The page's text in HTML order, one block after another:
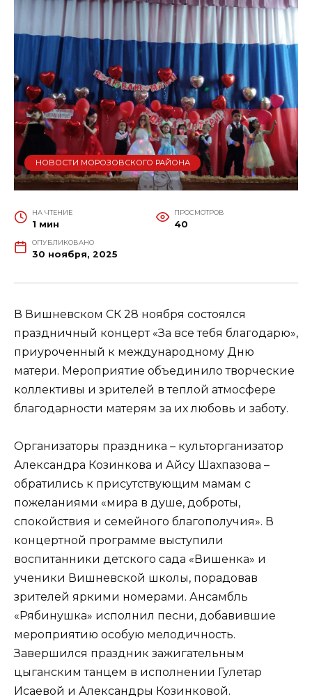
НОВОСТИ МОРОЗОВСКОГО РАЙОНА
НА ЧТЕНИЕ
1 мин
ПРОСМОТРОВ
40
ОПУБЛИКОВАНО
30 ноября, 2025
В Вишневском СК 28 ноября состоялся
праздничный концерт «За все тебя благодарю»,
приуроченный к международному Дню
матери. Мероприятие объединило творческие
коллективы и зрителей в теплой атмосфере
благодарности матерям за их любовь и заботу.
Организаторы праздника – культорганизатор
Александра Козинкова и Айсу Шахпазова –
обратились к присутствующим мамам с
пожеланиями «мира в душе, доброты,
спокойствия и семейного благополучия». В
концертной программе выступили
воспитанники детского сада «Вишенка» и
ученики Вишневской школы, порадовав
зрителей яркими номерами. Ансамбль
«Рябинушка» исполнил песни, добавившие
мероприятию особую мелодичность.
Завершился праздник зажигательным
цыганским танцем в исполнении Гулетар
Исаевой и Александры Козинковой.